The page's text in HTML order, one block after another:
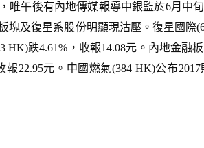
唯午後有內地傳媒報導中銀監於6月中
塊及復星系股份明顯現沽壓。復星國際
HK)跌4.61%，收報14.08元。內地金
報22.95元。中國燃氣(384 HK)公布